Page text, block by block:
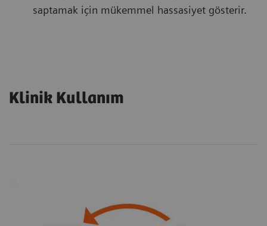
saptamak için mükemmel hassasiyet gösterir.
Klinik Kullanım